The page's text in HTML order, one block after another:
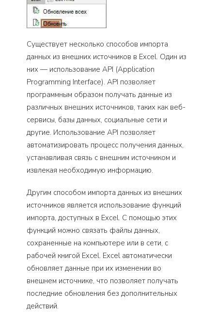
Существует несколько способов импорта
данных из внешних источников в Excel. Один из
них — использование API (Application
Programming Interface). API позволяет
программным образом получать данные из
различных внешних источников, таких как веб-
сервисы, базы данных, социальные сети и
другие. Использование API позволяет
автоматизировать процесс получения данных,
устанавливая связь с внешним источником и
извлекая необходимую информацию.
Другим способом импорта данных из внешних
источников является использование функций
импорта, доступных в Excel. С помощью этих
функций можно связать файлы данных,
сохраненные на компьютере или в сети, с
рабочей книгой Excel. Excel автоматически
обновляет данные при их изменении во
внешнем источнике, что позволяет получать
последние обновления без дополнительных
действий.